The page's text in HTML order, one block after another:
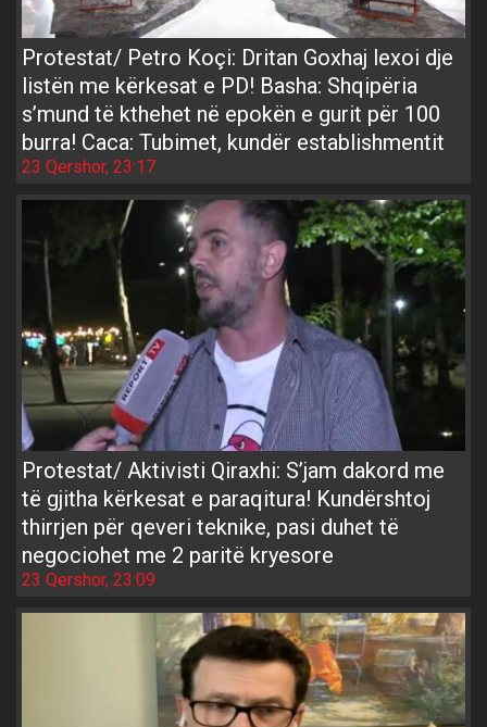
Protestat/ Petro Koçi: Dritan Goxhaj lexoi dje
listën me kërkesat e PD! Basha: Shqipëria
s’mund të kthehet në epokën e gurit për 100
burra! Caca: Tubimet, kundër establishmentit
23 Qershor, 23:17
Protestat/ Aktivisti Qiraxhi: S’jam dakord me
të gjitha kërkesat e paraqitura! Kundërshtoj
thirrjen për qeveri teknike, pasi duhet të
negociohet me 2 paritë kryesore
23 Qershor, 23:09